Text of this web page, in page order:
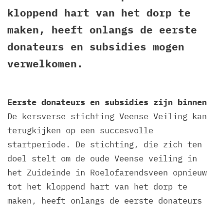
kloppend hart van het dorp te
maken, heeft onlangs de eerste
donateurs en subsidies mogen
verwelkomen.
Eerste donateurs en subsidies zijn binnen
De kersverse stichting Veense Veiling kan
terugkijken op een succesvolle
startperiode. De stichting, die zich ten
doel stelt om de oude Veense veiling in
het Zuideinde in Roelofarendsveen opnieuw
tot het kloppend hart van het dorp te
maken, heeft onlangs de eerste donateurs